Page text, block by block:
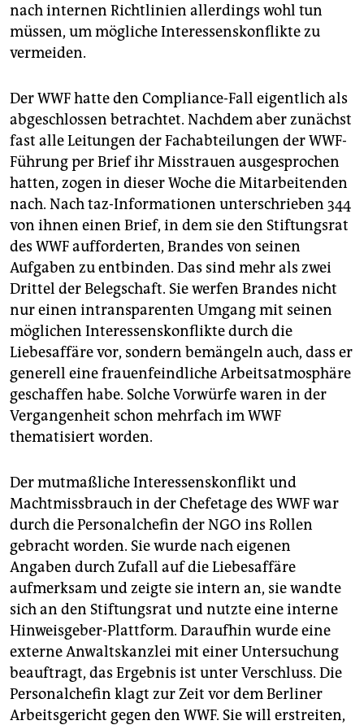
nach internen Richtlinien allerdings wohl tun
müssen, um mögliche Interessenskonflikte zu
vermeiden.
Der WWF hatte den Compliance-Fall eigentlich als
abgeschlossen betrachtet. Nachdem aber zunächst
fast alle Leitungen der Fachabteilungen der WWF-
Führung per Brief ihr Misstrauen ausgesprochen
hatten, zogen in dieser Woche die Mitarbeitenden
nach. Nach taz-Informationen unterschrieben 344
von ihnen einen Brief, in dem sie den Stiftungsrat
des WWF aufforderten, Brandes von seinen
Aufgaben zu entbinden. Das sind mehr als zwei
Drittel der Belegschaft. Sie werfen Brandes nicht
nur einen intransparenten Umgang mit seinen
möglichen Interessenskonflikte durch die
Liebesaffäre vor, sondern bemängeln auch, dass er
generell eine frauenfeindliche Arbeitsatmosphäre
geschaffen habe. Solche Vorwürfe waren in der
Vergangenheit schon mehrfach im WWF
thematisiert worden.
Der mutmaßliche Interessenskonflikt und
Machtmissbrauch in der Chefetage des WWF war
durch die Personalchefin der NGO ins Rollen
gebracht worden. Sie wurde nach eigenen
Angaben durch Zufall auf die Liebesaffäre
aufmerksam und zeigte sie intern an, sie wandte
sich an den Stiftungsrat und nutzte eine interne
Hinweisgeber-Plattform. Daraufhin wurde eine
externe Anwaltskanzlei mit einer Untersuchung
beauftragt, das Ergebnis ist unter Verschluss. Die
Personalchefin klagt zur Zeit vor dem Berliner
Arbeitsgericht gegen den WWF. Sie will erstreiten,